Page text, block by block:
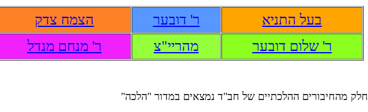
בעל התניא ר' דובער הצמח צדק
ר' שלום דובער
מהריי"צ ר' מנחם מנדל
חלק מהחיבורים ההלכתיים של חב"ד נמצאים במדור "הלכה"